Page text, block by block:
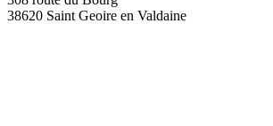
38620 Saint Geoire en Valdaine